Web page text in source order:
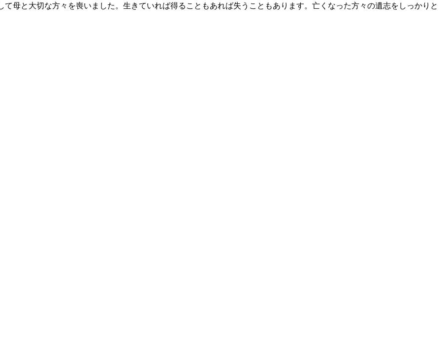
母と大切な方々を喪いました。生きていれば得ることもあれば失うこともあります。亡くなった方々の遺志をしっかりと